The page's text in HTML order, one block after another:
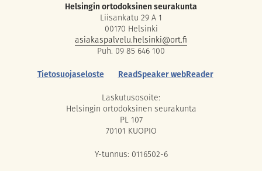
Helsingin ortodoksinen seurakunta
Liisankatu 29 A 1
00170 Helsinki
asiakaspalvelu.helsinki@ort.fi
Puh. 09 85 646 100
Tietosuojaseloste
ReadSpeaker webReader
Laskutusosoite:
Helsingin ortodoksinen seurakunta
PL 107
70101 KUOPIO
Y-tunnus: 0116502-6